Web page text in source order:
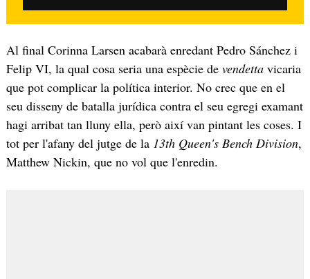
Al final Corinna Larsen acabarà enredant Pedro Sánchez i
Felip VI, la qual cosa seria una espècie de vendettavicaria
que pot complicar la política interior. No crec que en el
seu disseny de batalla jurídica contra el seu egregi examant
hagi arribat tan lluny ella, però així van pintant les coses. I
tot per l'afany del jutge de la 13th Queen's Bench Division,
Matthew Nickin, que no vol que l'enredin.